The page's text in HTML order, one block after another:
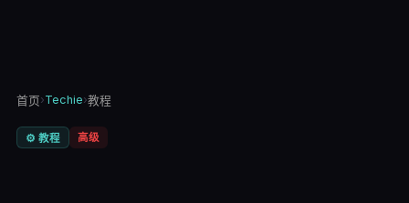
首页›Techie›教程
⚙️ 教程 高级